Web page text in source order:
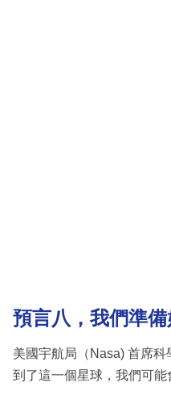
預言八，我們準
美國宇航局（Nasa) 首席
到了這一個星球，我們可能